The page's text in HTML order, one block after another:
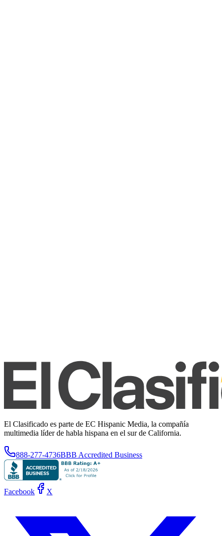
El Clasificado es parte de EC Hispanic Media, la compañía
multimedia líder de habla hispana en el sur de California.
888-277-4736BBB Accredited Business
Facebook X